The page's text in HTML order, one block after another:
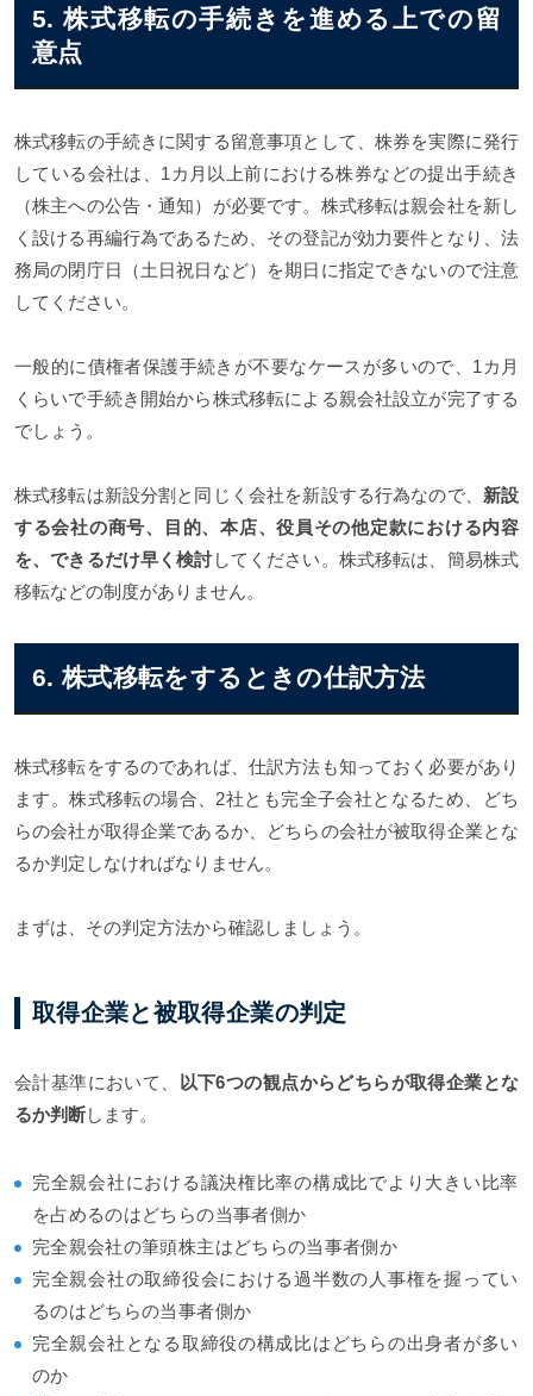
5. 株式移転の手続きを進める上での留
意点
株式移転の手続きに関する留意事項として、株券を実際に発行
している会社は、1カ月以上前における株券などの提出手続き
（株主への公告・通知）が必要です。株式移転は親会社を新し
く設ける再編行為であるため、その登記が効力要件となり、法
務局の閉庁日（土日祝日など）を期日に指定できないので注意
してください。
一般的に債権者保護手続きが不要なケースが多いので、1カ月
くらいで手続き開始から株式移転による親会社設立が完了する
でしょう。
株式移転は新設分割と同じく会社を新設する行為なので、 新設
する会社の商号、目的、本店、役員その他定款における内容
を、できるだけ早く検討してください。株式移転は、簡易株式
移転などの制度がありません。
6. 株式移転をするときの仕訳方法
株式移転をするのであれば、仕訳方法も知っておく必要があり
ます。株式移転の場合、2社とも完全子会社となるため、どち
らの会社が取得企業であるか、どちらの会社が被取得企業とな
るか判定しなければなりません。
まずは、その判定方法から確認しましょう。
取得企業と被取得企業の判定
会計基準において、
以下6つの観点からどちらが取得企業とな
るか判断します。
完全親会社における議決権比率の構成比でより大きい比率
を占めるのはどちらの当事者側か
完全親会社の筆頭株主はどちらの当事者側か
完全親会社の取締役会における過半数の人事権を握ってい
るのはどちらの当事者側か
完全親会社となる取締役の構成比はどちらの出身者が多い
のか